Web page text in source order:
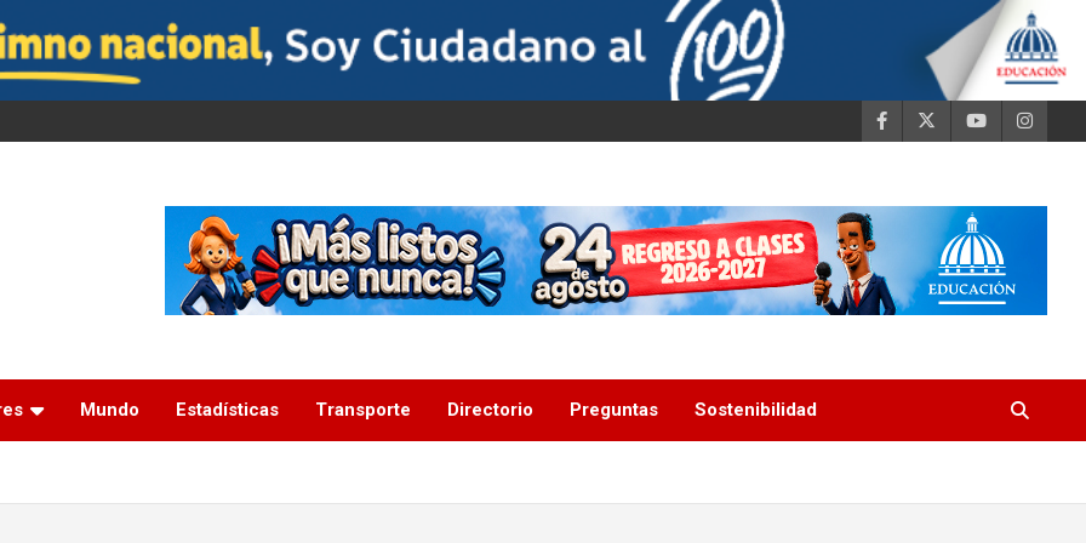
Mundo Estadísticas Transporte Directorio Preguntas Sostenibilidad